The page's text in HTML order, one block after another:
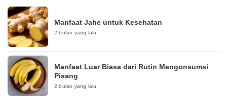
Manfaat Jahe untuk Kesehatan
2 bulan yang lalu
Manfaat Luar Biasa dari Rutin Mengonsumsi
Pisang
2 bulan yang lalu